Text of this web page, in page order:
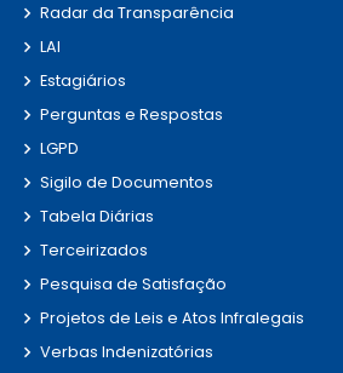
Radar da Transparência
LAI
Estagiários
Perguntas e Respostas
LGPD
Sigilo de Documentos
Tabela Diárias
Terceirizados
Pesquisa de Satisfação
Projetos de Leis e Atos Infralegais
Verbas Indenizatórias